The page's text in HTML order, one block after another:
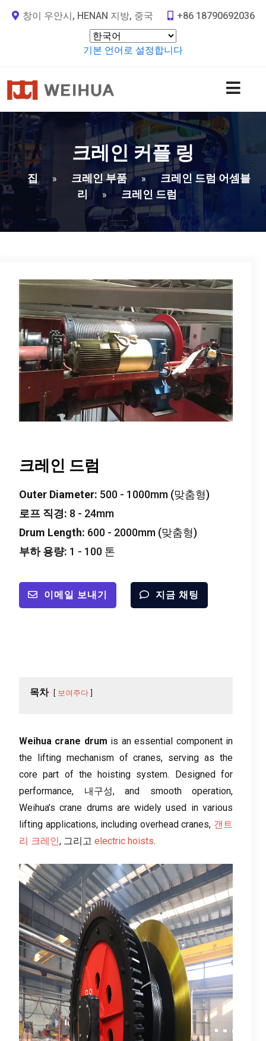
창이 우안시, HENAN 지방, 중국 +86 18790692036
기본 언어로 설정합니다
크레인 커플 링
집 » 크레인 부품 »
크레인 드럼 어셈블
리
» 크레인 드럼
크레인 드럼
Outer Diameter: 500 - 1000mm (맞춤형)
로프 직경: 8 - 24mm
Drum Length: 600 - 2000mm (맞춤형)
부하 용량: 1 - 100 톤
이메일 보내기 지금 채팅
목차 보여주다
Weihua crane drum is an essential component in
the lifting mechanism of cranes, serving as the
core part of the hoisting system.
Designed for
performance, 내구성, and smooth operation,
Weihua’s crane drums are widely used in various
lifting applications, including overhead cranes, 갠트
리 크레인, 그리고 electric hoists.